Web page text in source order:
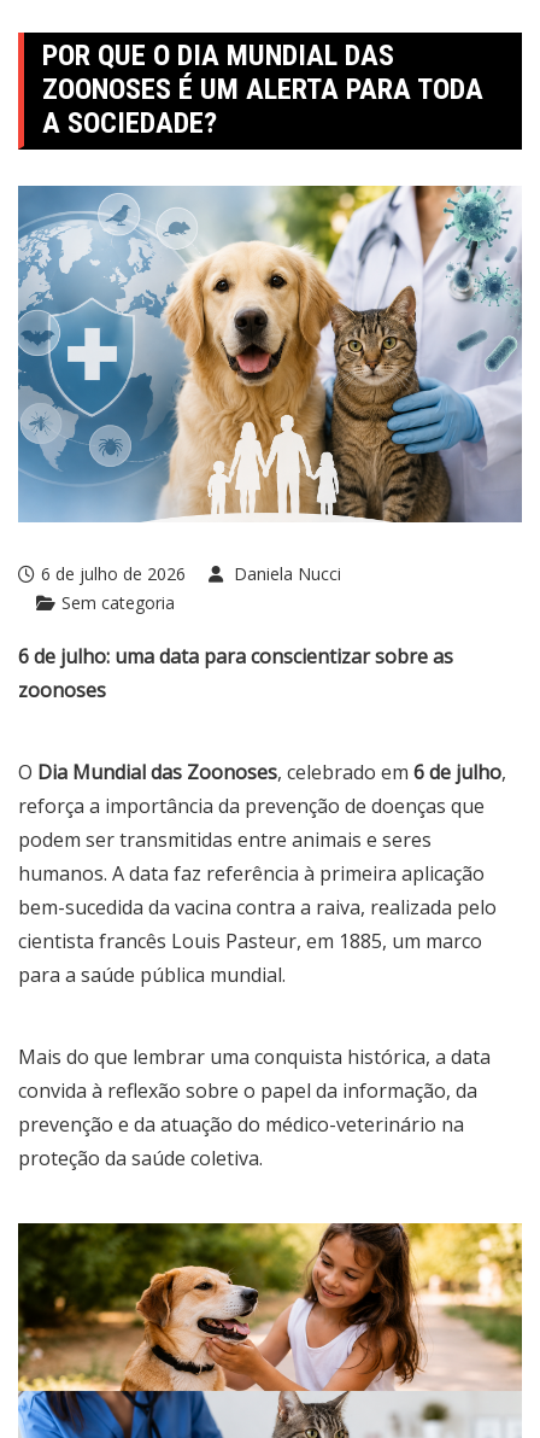
POR QUE O DIA MUNDIAL DAS
ZOONOSES É UM ALERTA PARA TODA
A SOCIEDADE?
6 de julho de 2026
Daniela Nucci
Sem categoria
6 de julho: uma data para conscientizar sobre as
zoonoses
O Dia Mundial das Zoonoses, celebrado em 6 de julho,
reforça a importância da prevenção de doenças que
podem ser transmitidas entre animais e seres
humanos. A data faz referência à primeira aplicação
bem-sucedida da vacina contra a raiva, realizada pelo
cientista francês Louis Pasteur, em 1885, um marco
para a saúde pública mundial.
Mais do que lembrar uma conquista histórica, a data
convida à reflexão sobre o papel da informação, da
prevenção e da atuação do médico-veterinário na
proteção da saúde coletiva.